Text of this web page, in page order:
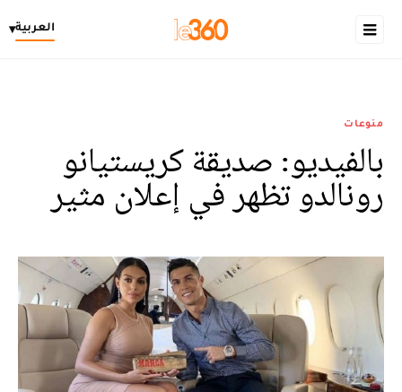
العربية▾
منوعات
بالفيديو: صديقة كريستيانو
رونالدو تظهر في إعلان مثير